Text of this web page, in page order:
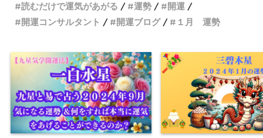
読むだけで運気があがる
運勢
開運
開運コンサルタント
開運ブログ １月 運勢